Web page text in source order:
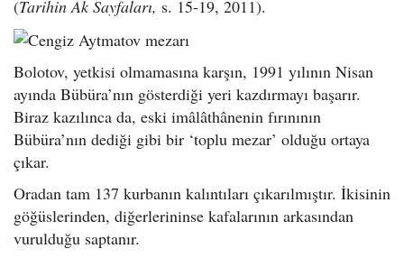
(Tarihin Ak Sayfaları, s. 15-19, 2011).
Bolotov, yetkisi olmamasına karşın, 1991 yılının Nisan
ayında Bübüra’nın gösterdiği yeri kazdırmayı başarır.
Biraz kazılınca da, eski imâlâthânenin fırınının
Bübüra’nın dediği gibi bir ‘toplu mezar’ olduğu ortaya
çıkar.
Oradan tam 137 kurbanın kalıntıları çıkarılmıştır. İkisinin
göğüslerinden, diğerlerininse kafalarının arkasından
vurulduğu saptanır.